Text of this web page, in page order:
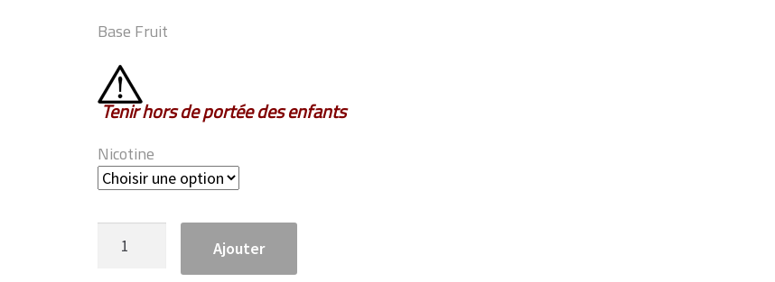
Base Fruit
Tenir hors de portée des enfants
Nicotine
Ajouter